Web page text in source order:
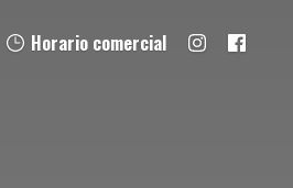
Horario comercial